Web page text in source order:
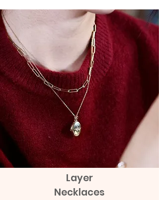
are superbly charming with real round
shaped diamonds of each pair. This is
superbly beautiful and brilliant with real
high grade of diamonds.
ต่างหูปักก้านทองแท้ 9K เพชรทรงกลม
ต่างหูปักก้านเพชรทรงกลม ทองคำแท้ 9K
เหล่านี้มีเสน่ห์อย่างเหนือชั้นด้วยเพชร
ทรงกลมแท้ของแต่ละคู่ วิจิตรงดงามด้วย
เพชรแท้เกรดสูง
Solid 9K Gold with Real Diamonds
เพชร 1 เม็ดต่อคู่ เพชรหนักรวมประมาณ
6 ตัง (หนักรวม 2 ข้าง)
These Round Diamonds Stud Earrings
are superbly charming with real round
shaped diamonds of each pair. This is
superbly beautiful and brilliant with real
high grade of diamonds.
ต่างหูปักก้านทองแท้ 9K เพชรทรงกลม
ต่างหูปักก้านเพชรทรงกลม ทองคำแท้ 9K
เหล่านี้มีเสน่ห์อย่างเหนือชั้นด้วยเพชร
ทรงกลมแท้ของแต่ละคู่ วิจิตรงดงามด้วย
เพชรแท้เกรดสูง
Solid 9K Gold with Real Diamonds
เพชร 1 เม็ดต่อคู่ เพชรหนักรวมประมาณ
Layer
Necklaces